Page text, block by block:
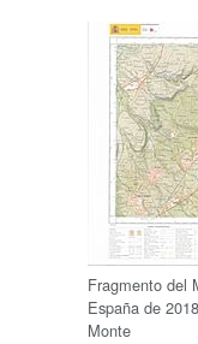
Fragmento del
España de
Monte